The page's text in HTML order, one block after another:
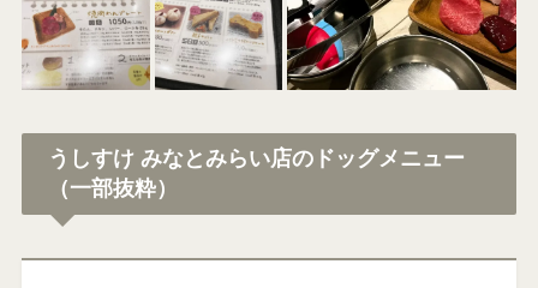
うしすけ みなとみらい店のドッグメニュー
（一部抜粋）